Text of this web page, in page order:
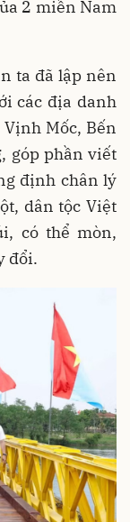
2 miền Nam
ta đã lập nên
các địa danh
Mốc, Bến
góp phần viết
định chân lý
dân tộc Việt
có thể mòn,
đổi.